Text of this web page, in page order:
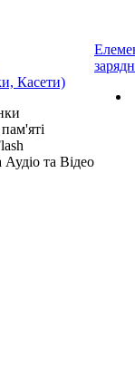
Касети)
Аудіо та Відео